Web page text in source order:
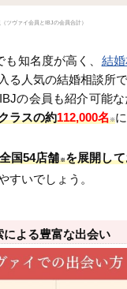
ツヴァイ会員とIBJの会員合計）
知名度が高く、 結
る人気の結婚相談所で
の会員も紹介可能
ラスの約112,000名※
全国54店舗※を展開し
すいでしょう。
による豊富な出会い